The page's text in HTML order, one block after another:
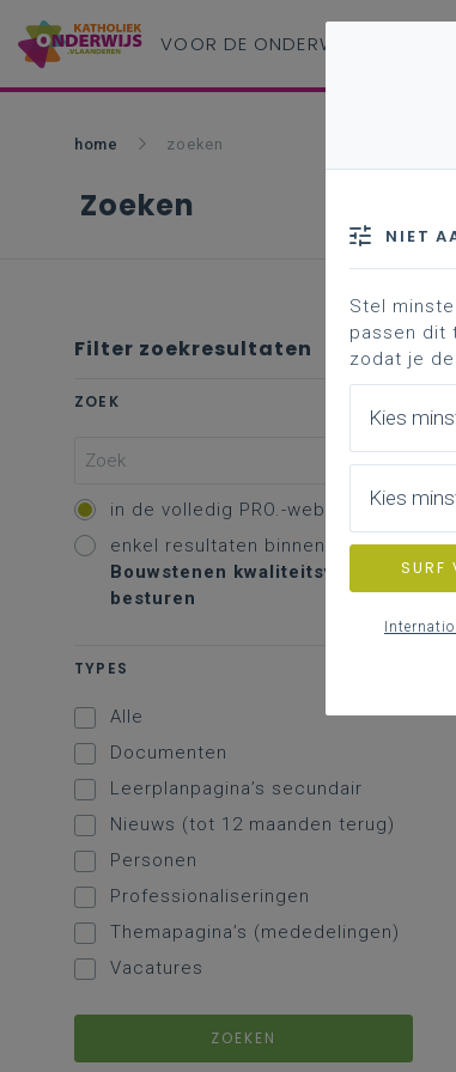
VOOR DE ONDERWIJS
home zoeken
Zoeken
Filter zoekresultaten
ZOEK
in de volledig PRO.-website
enkel resultaten binnen
Bouwstenen kwaliteitsvol
besturen
TYPES
Alle
Documenten
Leerplanpagina’s secundair
Nieuws (tot 12 maanden terug)
Personen
Professionaliseringen
Themapagina’s (mededelingen)
Vacatures
ZOEKEN
NIET
Stel
passen dit
zodat je
Kies
Kies
SURF